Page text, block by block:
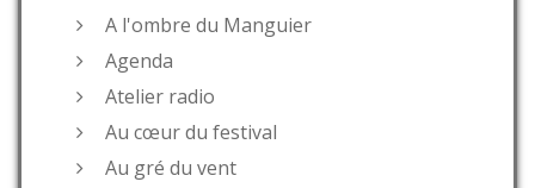
A l'ombre du Manguier
Agenda
Atelier radio
Au cœur du festival
Au gré du vent